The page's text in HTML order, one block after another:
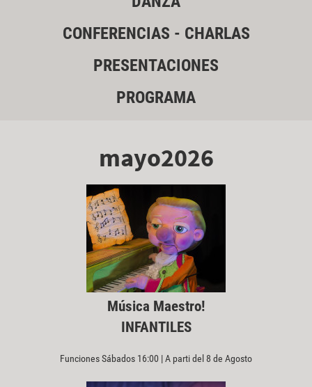
CONFERENCIAS - CHARLAS
PRESENTACIONES
PROGRAMA
mayo2026
Música Maestro!
INFANTILES
Funciones Sábados 16:00 | A parti del 8 de Agosto